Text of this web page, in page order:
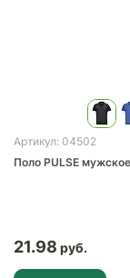
Артикул: 04502
Поло PULSE мужское
21.98